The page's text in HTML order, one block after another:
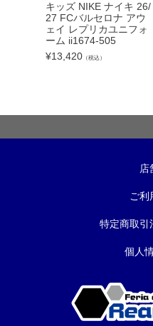
キッズ NIKE ナイキ 26/
27 FCバルセロナ アウ
ェイ レプリカユニフォ
ーム ii1674-505
¥13,420 （税込）
店
ご利
特定商取引
個人